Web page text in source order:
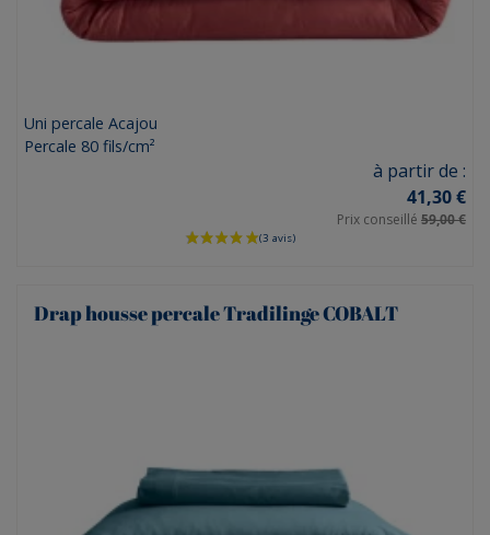
(2 avis)
Uni percale Acajou
Percale 80 fils/cm²
à partir de :
41,30 €
Prix conseillé 59,00 €
Drap housse percale Tradilinge COBALT